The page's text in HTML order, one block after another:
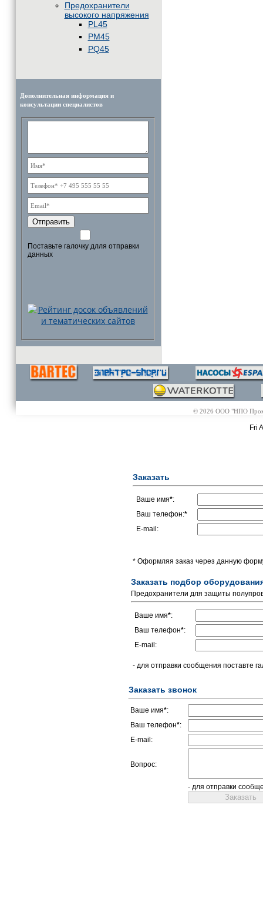
Предохранители
высокого напряжения
PL45
PM45
PQ45
Дополнительная информация и
консультации специалистов
Отправить
Поставьте галочку длля отправки
данных
© 2026 ООО "НПО
Fri
Заказать
Ваше имя*:
Ваш телефон:*
E-mail:
* Оформляя заказ через данную
Заказать подбор
Предохранители для защиты
Ваше имя*:
Ваш телефон*:
E-mail:
- для отправки сообщения поставте
Заказать звонок
Ваше имя*:
Ваш телефон*:
E-mail:
Вопрос:
- для отправки